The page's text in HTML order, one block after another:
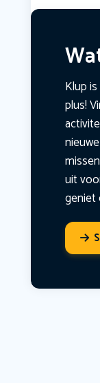
Klup
plus!
uit
geniet